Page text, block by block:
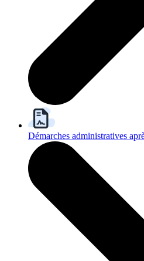
Démarches administratives